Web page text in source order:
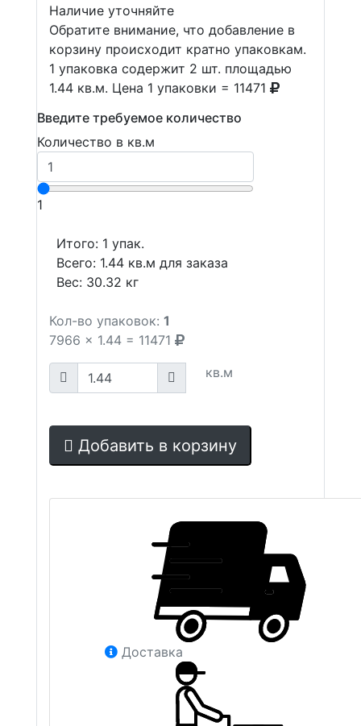
Наличие уточняйте
Обратите внимание, что добавление в
корзину происходит кратно упаковкам.
1 упаковка содержит 2 шт. площадью
1.44 кв.м. Цена 1 упаковки = 11471
Введите требуемое количество
Количество в кв.м
1
Итого: 1 упак.
Всего: 1.44 кв.м для заказа
Вес: 30.32 кг
Кол-во упаковок: 1
7966 x 1.44 = 11471
кв.м
Добавить в корзину
Доставка